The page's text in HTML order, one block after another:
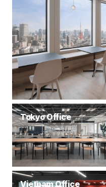
を上げた企業に贈られ
での「GMV Max」展
進め、コンテンツ設計
Tokyo Office
Vietnam Office